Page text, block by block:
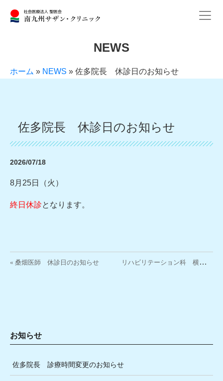
NEWS
ホーム » NEWS » 佐多院長 休診日のお知らせ
佐多院長 休診日のお知らせ
2026/07/18
8月25日（火）
終日休診となります。
投稿ナビゲーション
« 桑畑医師 休診日のお知らせ リ
ハビリテーション科 横山医師診療日のお知らせ »
お知らせ
佐多院長 診療時間変更のお知らせ